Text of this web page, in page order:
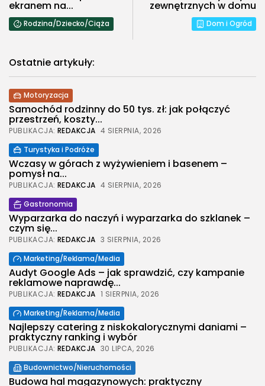
2026 Legolas Wszelkie prawa zastrzeżone.
Treści umieszczone na stronie chronione są
ekranem na...
Rodzina/Dziecko/Ciąża
zewnętrznych w domu
Dom i Ogród
Ostatnie artykuły:
Motoryzacja
Samochód rodzinny do 50 tys. zł: jak połączyć
przestrzeń, koszty...
PUBLIKACJA: REDAKCJA 4 SIERPNIA, 2026
Turystyka i Podróże
Wczasy w górach z wyżywieniem i basenem –
pomysł na...
PUBLIKACJA: REDAKCJA 4 SIERPNIA, 2026
Gastronomia
Wyparzarka do naczyń i wyparzarka do szklanek –
czym się...
PUBLIKACJA: REDAKCJA 3 SIERPNIA, 2026
Marketing/Reklama/Media
Audyt Google Ads – jak sprawdzić, czy kampanie
reklamowe naprawdę...
PUBLIKACJA: REDAKCJA 1 SIERPNIA, 2026
Marketing/Reklama/Media
Najlepszy catering z niskokalorycznymi daniami –
praktyczny ranking i wybór
PUBLIKACJA: REDAKCJA 30 LIPCA, 2026
Budownictwo/Nieruchomości
Budowa hal magazynowych: praktyczny